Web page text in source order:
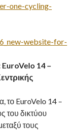
one-cycling-
website-for-
14 –
το EuroVelo 14 –
του δικτύου
τους